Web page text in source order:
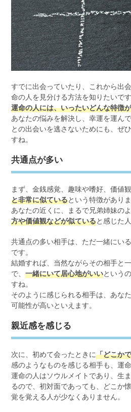
すでに出会っていたり、これから出
命の人を見分ける方法を知りたいです
運命の人には、いったいどんな特徴
あなたの悩みを解決し、幸運を運ん
との出会いを逃さないためにも、ぜ
すね。
共通点が多い
まず、金銭感覚、趣味や嗜好、価値
と非常に似ているという特徴がありま
あなたの近くに、まるで兄弟姉妹の
方や価値観などが似ていると感じた
共通点の多い相手は、ただ一緒にい
です。
結婚すれば、当然ながらその相手と
で、一緒にいて居心地がいいという
すね。
そのように感じられる相手は、あな
可能性が高いといえます。
親近感を感じる
次に、初めて会ったときに「どこか
感のようなものを感じる相手も、運
運命の人はソウルメイトであり、生
るので、初対面であっても、どこか
覚を覚える人が少なくありません。